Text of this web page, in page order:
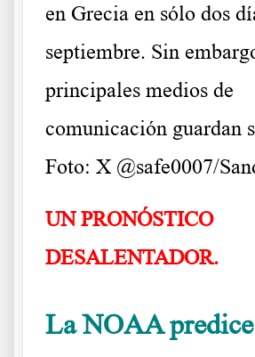
en Grecia en sólo dos
septiembre. Sin
principales medios de
comunicación guardan
Foto: X @safe0007/
UN PRONÓSTICO
DESALENTADOR.
La NOAA